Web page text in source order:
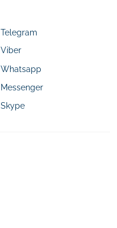
Telegram
Viber
Whatsapp
Messenger
Skype